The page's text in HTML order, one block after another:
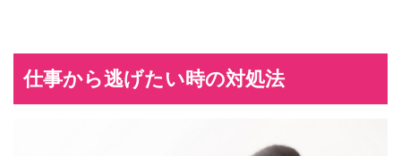
仕事から逃げたい時の対処法